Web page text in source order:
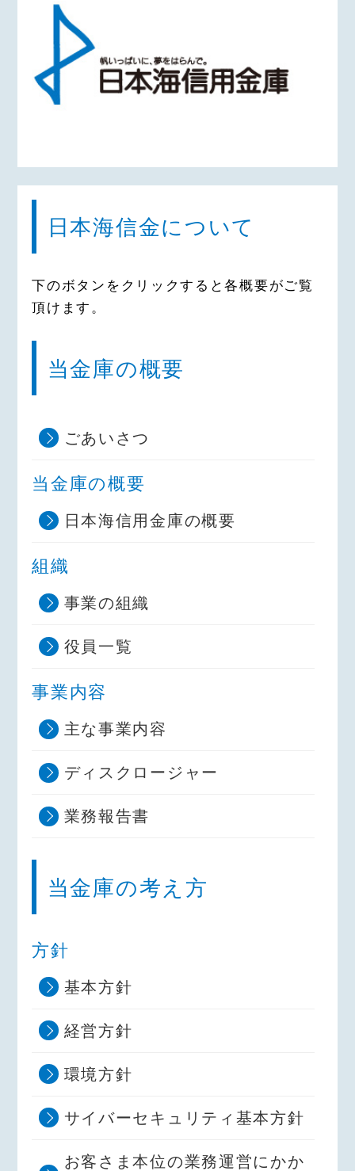
日本海信金について
下のボタンをクリックすると各概要がご覧
頂けます。
当金庫の概要
ごあいさつ
当金庫の概要
日本海信用金庫の概要
組織
事業の組織
役員一覧
事業内容
主な事業内容
ディスクロージャー
業務報告書
当金庫の考え方
方針
基本方針
経営方針
環境方針
サイバーセキュリティ基本方針
お客さま本位の業務運営にかか